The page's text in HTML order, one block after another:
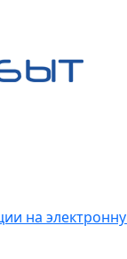
на